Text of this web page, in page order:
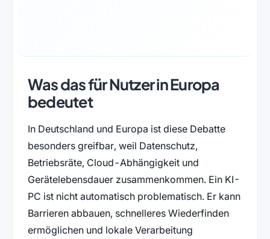
Was das für Nutzer in Europa
bedeutet
In Deutschland und Europa ist diese Debatte
besonders greifbar, weil Datenschutz,
Betriebsräte, Cloud-Abhängigkeit und
Gerätelebensdauer zusammenkommen. Ein KI-
PC ist nicht automatisch problematisch. Er kann
Barrieren abbauen, schnelleres Wiederfinden
ermöglichen und lokale Verarbeitung